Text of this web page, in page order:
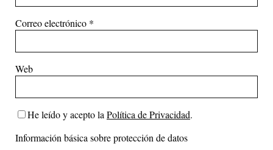
Correo electrónico *
Web
He leído y acepto la Política de Privacidad.
Información básica sobre protección de datos